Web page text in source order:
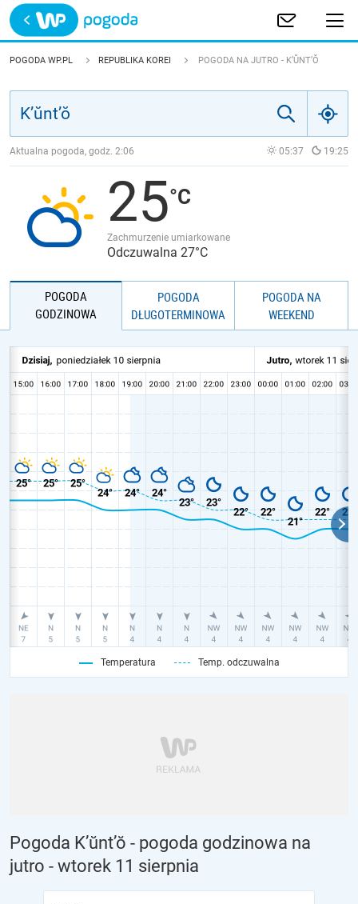
Trwa ładowanie
POLSKA
JAKOŚĆ POWIETRZA
POGODA WP.PL REPUBLIKA KOREI POGODA NA JUTRO - K’ŬNT’Ŏ
Aktualna pogoda, godz. 2:06 05:37 19:25
25
Zachmurzenie umiarkowane
Odczuwalna 27°C
POGODA
GODZINOWA
POGODA
DŁUGOTERMINOWA
POGODA NA
WEEKEND
Temperatura Temp. odczuwalna
Pogoda K’ŭnt’ŏ - pogoda godzinowa na
jutro - wtorek 11 sierpnia